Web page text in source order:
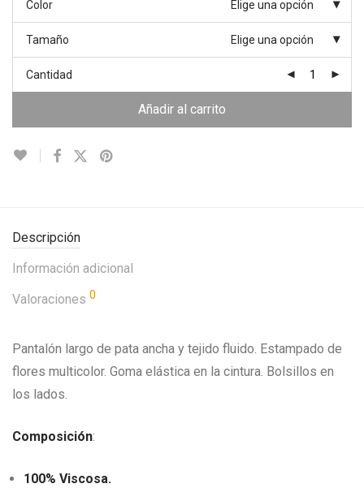
Color Elige una opción
Tamaño Elige una opción
Cantidad
Añadir al carrito
Descripción
Información adicional
Valoraciones 0
Pantalón largo de pata ancha y tejido fluido. Estampado de
flores multicolor. Goma elástica en la cintura. Bolsillos en
los lados.
Composición:
100% Viscosa.